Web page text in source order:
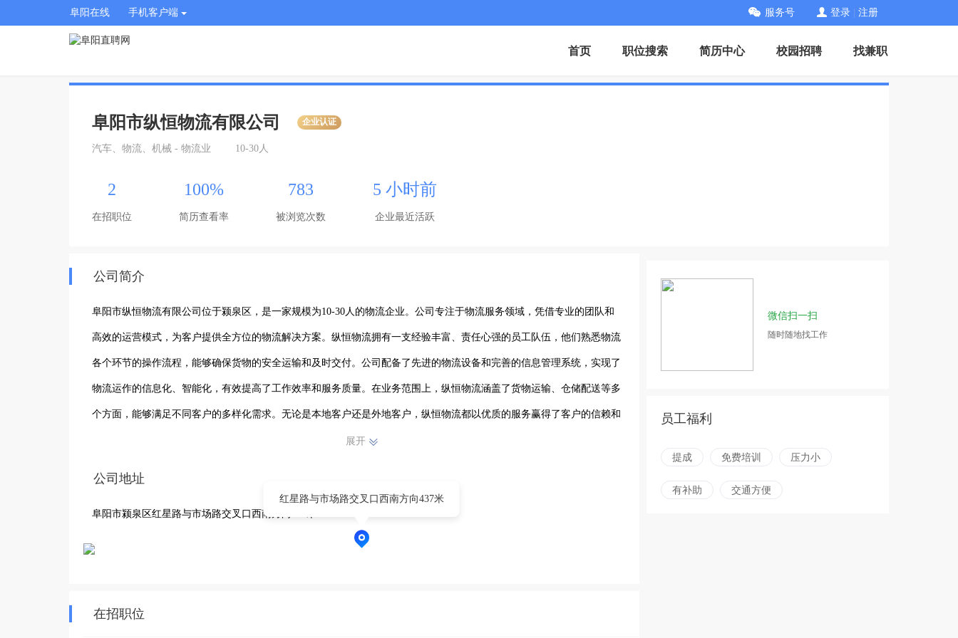
阜阳在线 手机客户端 服务号 登录 注册
首页 职位搜索 简历中心 校园招聘 找兼职
阜阳市纵恒物流有限公司 企业认证
汽车、物流、机械 - 物流业 10-30人
2
在招职位
100%
简历查看率
783
被浏览次数
5 小时前
企业最近活跃
公司简介
阜阳市纵恒物流有限公司位于颍泉区，是一家规模为10-30人的物流企业。公司专注于物流服务领域，凭借专业的团队和
高效的运营模式，为客户提供全方位的物流解决方案。纵恒物流拥有一支经验丰富、责任心强的员工队伍，他们熟悉物流
各个环节的操作流程，能够确保货物的安全运输和及时交付。公司配备了先进的物流设备和完善的信息管理系统，实现了
物流运作的信息化、智能化，有效提高了工作效率和服务质量。在业务范围上，纵恒物流涵盖了货物运输、仓储配送等多
个方面，能够满足不同客户的多样化需求。无论是本地客户还是外地客户，纵恒物流都以优质的服务赢得了客户的信赖和
好评。公司始终坚持“客户至上、诚信为本”的经营理念，不断提升自身实力，致力于成为物流行业的优质企业，为颍泉区
展开
公司地址
阜阳市颍泉区红星路与市场路交叉口西南方向437米
红星路与市场路交叉口西南方向437米
在招职位
微信扫一扫
随时随地找工作
员工福利
提成 免费培训 压力小
有补助 交通方便